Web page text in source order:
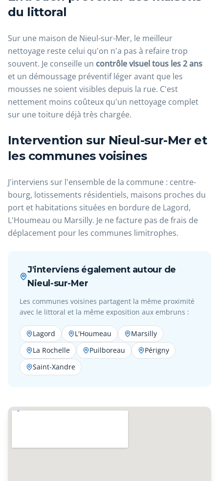
du littoral
Sur une maison de Nieul-sur-Mer, le meilleur
nettoyage reste celui qu'on n'a pas à refaire trop
souvent. Je conseille un contrôle visuel tous les 2 ans
et un démoussage préventif léger avant que les
mousses ne soient visibles depuis la rue. C'est
nettement moins coûteux qu'un nettoyage complet
sur une toiture déjà très chargée.
Intervention sur Nieul-sur-Mer et
les communes voisines
J'interviens sur l'ensemble de la commune : centre-
bourg, lotissements résidentiels, maisons proches du
port et habitations situées en bordure de Lagord,
L'Houmeau ou Marsilly. Je ne facture pas de frais de
déplacement pour les communes limitrophes.
J'interviens également autour de
Nieul-sur-Mer
Les communes voisines partagent la même proximité
avec le littoral et la même exposition aux embruns :
Lagord L'Houmeau
Marsilly
La Rochelle
Puilboreau
Périgny
Saint-Xandre